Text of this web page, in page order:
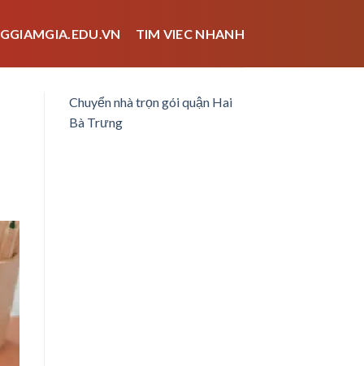
TIM VIEC NHANH
Chuyển nhà trọn gói quận Hai
Bà Trưng